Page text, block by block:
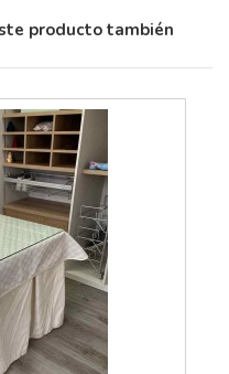
producto también